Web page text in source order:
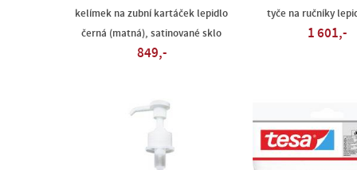
kelímek na zubní kartáček lepidlo
černá (matná), satinované sklo
849,-
tyče na ručníky
1 601,-